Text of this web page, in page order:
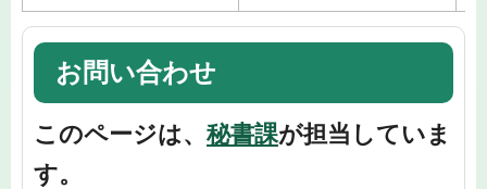
お問い合わせ
このページは、 秘書課が担当していま
す。